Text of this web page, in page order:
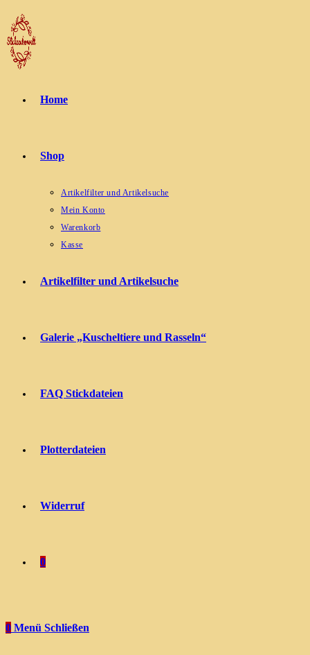
Zum
Inhalt
springen
Home
Shop
Artikelfilter und Artikelsuche
Mein Konto
Warenkorb
Kasse
Artikelfilter und Artikelsuche
Galerie „Kuscheltiere und Rasseln“
FAQ Stickdateien
Plotterdateien
Widerruf
0
0 Menü Schließen